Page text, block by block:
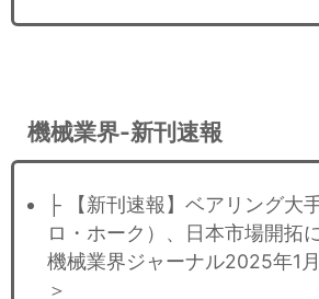
機械業界-新刊速報
├ 【新刊速報】ベアリング大
ロ・ホーク）、日本市場開拓
機械業界ジャーナル2025年1
＞